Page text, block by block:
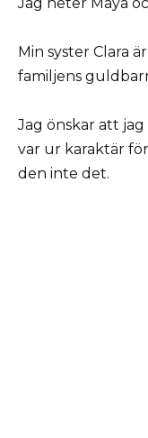
Min syster Clara
familjens
Jag önskar att
var ur karaktär
den inte det.